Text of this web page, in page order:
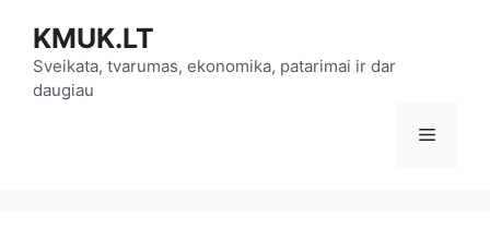
turinio
KMUK.LT
Sveikata, tvarumas, ekonomika, patarimai ir dar
daugiau
Meniu